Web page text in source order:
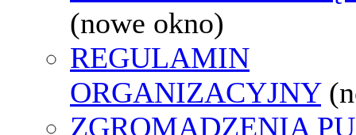
(nowe okno)
REGULAMIN
ORGANIZACYJNY
ZGROMADZENIA